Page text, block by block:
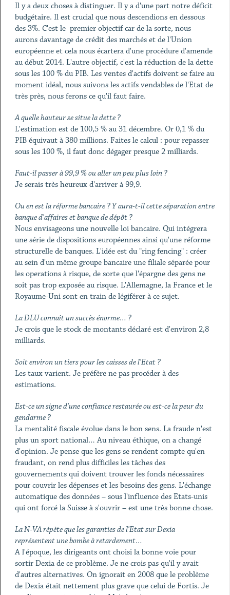
Il y a deux choses à distinguer. Il y a d'une part notre déficit
budgétaire. Il est crucial que nous descendions en dessous
des 3%. C'est le premier objectif car de la sorte, nous
aurons davantage de crédit des marchés et de l'Union
européenne et cela nous écartera d'une procédure d'amende
au début 2014. L'autre objectif, c'est la réduction de la dette
sous les 100 % du PIB. Les ventes d'actifs doivent se faire au
moment idéal, nous suivons les actifs vendables de l'Etat de
très près, nous ferons ce qu'il faut faire.
A quelle hauteur se situe la dette ?
L'estimation est de 100,5 % au 31 décembre. Or 0,1 % du
PIB équivaut à 380 millions. Faites le calcul : pour repasser
sous les 100 %, il faut donc dégager presque 2 milliards.
Faut-il passer à 99,9 % ou aller un peu plus loin ?
Je serais très heureux d'arriver à 99,9.
Ou en est la réforme bancaire ? Y aura-t-il cette séparation entre
banque d'affaires et banque de dépôt ?
Nous envisageons une nouvelle loi bancaire. Qui intégrera
une série de dispositions européennes ainsi qu'une réforme
structurelle de banques. L'idée est du "ring fencing" : créer
au sein d'un même groupe bancaire une filiale séparée pour
les operations à risque, de sorte que l'épargne des gens ne
soit pas trop exposée au risque. L'Allemagne, la France et le
Royaume-Uni sont en train de légiférer à ce sujet.
La DLU connaît un succès énorme… ?
Je crois que le stock de montants déclaré est d'environ 2,8
milliards.
Soit environ un tiers pour les caisses de l'Etat ?
Les taux varient. Je préfère ne pas procéder à des
estimations.
Est-ce un signe d'une confiance restaurée ou est-ce la peur du
gendarme ?
La mentalité fiscale évolue dans le bon sens. La fraude n'est
plus un sport national… Au niveau éthique, on a changé
d'opinion. Je pense que les gens se rendent compte qu'en
fraudant, on rend plus difficiles les tâches des
gouvernements qui doivent trouver les fonds nécessaires
pour couvrir les dépenses et les besoins des gens. L'échange
automatique des données – sous l'influence des Etats-unis
qui ont forcé la Suisse à s'ouvrir – est une très bonne chose.
La N-VA répète que les garanties de l'Etat sur Dexia
représentent une bombe à retardement…
A l'époque, les dirigeants ont choisi la bonne voie pour
sortir Dexia de ce problème. Je ne crois pas qu'il y avait
d'autres alternatives. On ignorait en 2008 que le problème
de Dexia était nettement plus grave que celui de Fortis. Je